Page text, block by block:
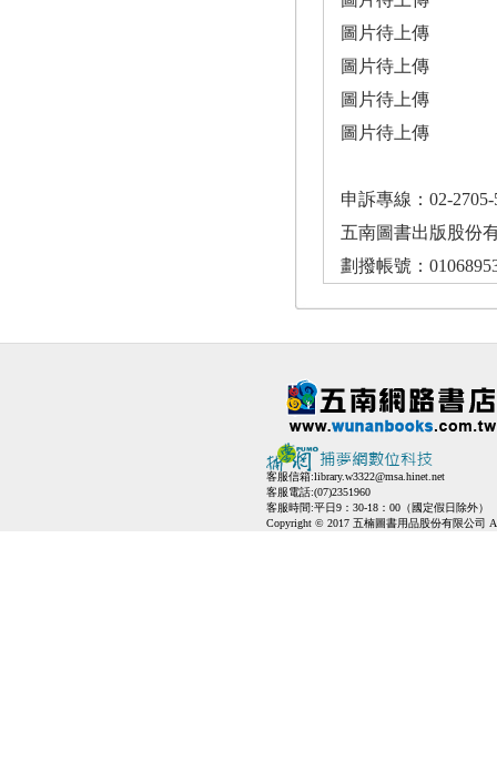
圖片待上傳
圖片待上傳
圖片待上傳
圖片待上傳
申訴專線：02-
五南圖書出版股份
劃撥帳號：
客服信箱:library.w3322@msa.hinet.net
客服電話:(07)2351960
客服時間:平日9：30-18：00（國定假日除外）
Copyright © 2017 五楠圖書用品股份有限公司